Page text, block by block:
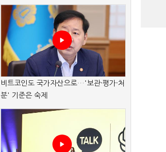
비트코인도 국가자산으로…'보관·평가·처
분' 기준은 숙제